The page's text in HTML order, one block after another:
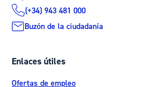
(+34) 943 481 000
Buzón de la ciudadanía
Enlaces útiles
Ofertas de empleo